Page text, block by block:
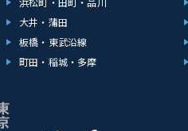
大井・蒲田
板橋・東武沿線
町田・稲城・多摩